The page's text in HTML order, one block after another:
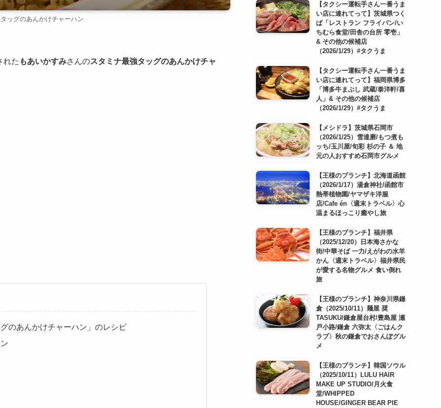
ッグのあんかけチャーハン
れた もあいかすみさんのスタミナ最強タッグのあんかけチャ
のあんかけチャーハン」のレシピ
【タクシー運転手さん一番うま
い店に連れてって】茨城県つく
ば「レストラン フライパン/い
ちむら食堂/田舎の台所 零壱」
& その他の候補店
（2026/1/29）#タクうま
【タクシー運転手さん一番うま
い店に連れてって】福岡県博多
「博多牛まぶし 武蔵/泰洋軒/喜
人」& その他の候補店
（2026/1/29）#タクうま
【メシドラ】茨城県石岡市
（2026/1/25）雪達磨/もつ煮も
ッち/玉川屋/旬彩 杉の子 ＆ 地
元の人おすすめ石岡市グルメ
【王様のブランチ】北海道函館
（2026/1/17）湯倉神社/函館市
熱帯植物園/ヤマザキ洋服
店/Cafe én〈週末トラベル〉心
温まるほっこり癒やし旅
【王様のブランチ】福井県
（2025/12/20）日本海さかな
街/中華そば 一力/えがわの水羊
かん〈週末トラベル〉福井県民
が愛する名物グルメ 食い倒れ
旅
【王様のブランチ】神奈川県鎌
倉（2025/10/11）麺屋 奨
TASUKU/鎌倉屋台村/豊島屋 瀬
戸小路/鎌倉 六弥太〈ごはんク
ラブ〉秋の鎌倉でおさんぽグル
メ
【王様のブランチ】韓国ソウル
（2025/10/11）LULU HAIR
MAKE UP STUDIO/月火食
堂/WHIPPED
HOUSE/GINGER BEAR PIE